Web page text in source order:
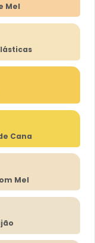
Mel
Cana
Mel